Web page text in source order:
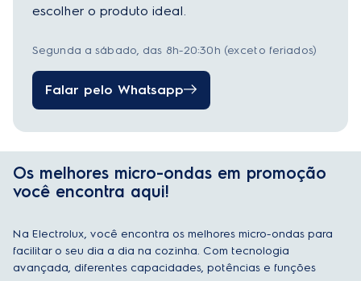
escolher o produto ideal.
Segunda a sábado, das 8h-20:30h (exceto feriados)
Falar pelo Whatsapp
Os melhores micro-ondas em promoção
você encontra aqui!
Na Electrolux, você encontra os melhores micro-ondas para
facilitar o seu dia a dia na cozinha. Com tecnologia
avançada, diferentes capacidades, potências e funções